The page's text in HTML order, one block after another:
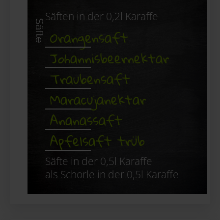
Säfte
Säften in der 0,2l Karaffe
Orangensaft
Johannisbeernektar
Traubensaft
Maracujanektar
Ananassaft
Apfelsaft trüb
Säfte in der 0,5l Karaffe
als Schorle in der 0,5l Karaffe